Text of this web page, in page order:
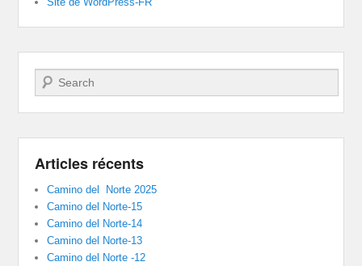
Recherche
Articles récents
Camino del Norte 2025
Camino del Norte-15
Camino del Norte-14
Camino del Norte-13
Camino del Norte -12